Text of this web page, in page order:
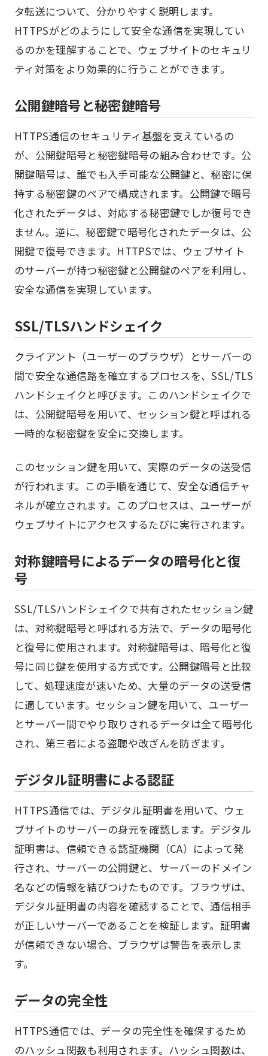
タ転送について、分かりやすく説明します。
HTTPSがどのようにして安全な通信を実現してい
るのかを理解することで、ウェブサイトのセキュリ
ティ対策をより効果的に行うことができます。
公開鍵暗号と秘密鍵暗号
HTTPS通信のセキュリティ基盤を支えているの
が、公開鍵暗号と秘密鍵暗号の組み合わせです。公
開鍵暗号は、誰でも入手可能な公開鍵と、秘密に保
持する秘密鍵のペアで構成されます。公開鍵で暗号
化されたデータは、対応する秘密鍵でしか復号でき
ません。逆に、秘密鍵で暗号化されたデータは、公
開鍵で復号できます。HTTPSでは、ウェブサイト
のサーバーが持つ秘密鍵と公開鍵のペアを利用し、
安全な通信を実現しています。
SSL/TLSハンドシェイク
クライアント（ユーザーのブラウザ）とサーバーの
間で安全な通信路を確立するプロセスを、SSL/TLS
ハンドシェイクと呼びます。このハンドシェイクで
は、公開鍵暗号を用いて、セッション鍵と呼ばれる
一時的な秘密鍵を安全に交換します。
このセッション鍵を用いて、実際のデータの送受信
が行われます。この手順を通じて、安全な通信チャ
ネルが確立されます。このプロセスは、ユーザーが
ウェブサイトにアクセスするたびに実行されます。
対称鍵暗号によるデータの暗号化と復
号
SSL/TLSハンドシェイクで共有されたセッション鍵
は、対称鍵暗号と呼ばれる方法で、データの暗号化
と復号に使用されます。対称鍵暗号は、暗号化と復
号に同じ鍵を使用する方式です。公開鍵暗号と比較
して、処理速度が速いため、大量のデータの送受信
に適しています。セッション鍵を用いて、ユーザー
とサーバー間でやり取りされるデータは全て暗号化
され、第三者による盗聴や改ざんを防ぎます。
デジタル証明書による認証
HTTPS通信では、デジタル証明書を用いて、ウェ
ブサイトのサーバーの身元を確認します。デジタル
証明書は、信頼できる認証機関（CA）によって発
行され、サーバーの公開鍵と、サーバーのドメイン
名などの情報を結びつけたものです。ブラウザは、
デジタル証明書の内容を確認することで、通信相手
が正しいサーバーであることを検証します。証明書
が信頼できない場合、ブラウザは警告を表示しま
す。
データの完全性
HTTPS通信では、データの完全性を確保するため
のハッシュ関数も利用されます。ハッシュ関数は、